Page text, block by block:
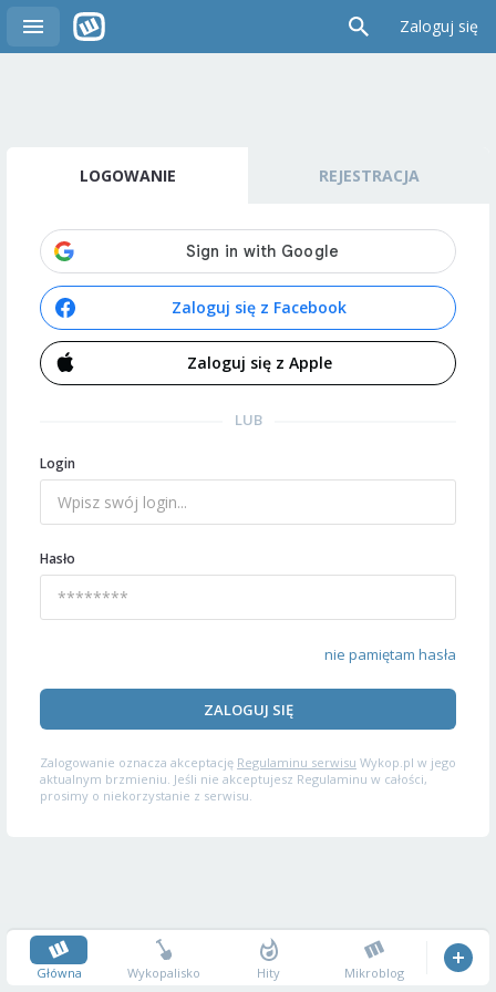
Zaloguj się
LOGOWANIE REJESTRACJA
Zaloguj się z Facebook
Zaloguj się z Apple
LUB
Login
Hasło
nie pamiętam hasła
ZALOGUJ SIĘ
Zalogowanie oznacza akceptację Regulaminu serwisu Wykop.pl w jego
aktualnym brzmieniu. Jeśli nie akceptujesz Regulaminu w całości,
prosimy o niekorzystanie z serwisu.
Główna Wykopalisko Hity Mikroblog